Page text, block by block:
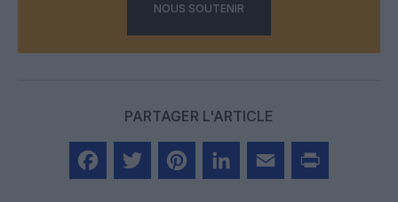
NOUS SOUTENIR
PARTAGER L'ARTICLE